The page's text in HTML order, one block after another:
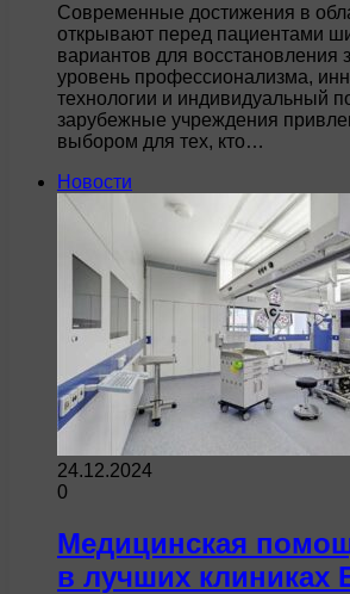
Современные достижения в
открывают перед пациентами
вариантов для восстановления
уровень профессионализма,
технологии и индивидуальный
зарубежные учреждения
выбором для тех, кто…
Новости
24.12.2024
0
Медицинская
в лучших клиниках